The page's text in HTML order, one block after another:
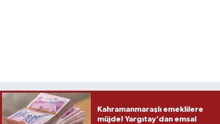
Kahramanmaraşlı emeklilere
müjde! Yargıtay’dan emsal